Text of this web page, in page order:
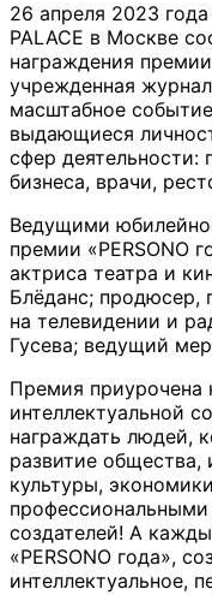
26 апреля 2023
PALACE в Москве
награждения
учрежденная
масштабное
выдающиеся
сфер деятельности:
бизнеса, врачи,
Ведущими
премии «PERSONO
актриса театра и
Блёданс; продюсер,
на телевидении и
Гусева; ведущий
Премия
интеллектуальной
награждать людей,
развитие общества,
культуры,
создателей! А
«PERSONO года»,
интеллектуальное,